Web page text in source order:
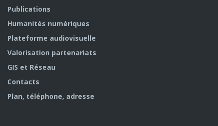
Publications
Humanités numériques
Plateforme audiovisuelle
Valorisation partenariats
GIS et Réseau
Contacts
Plan, téléphone, adresse